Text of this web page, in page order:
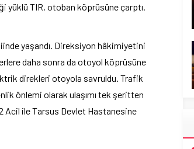
yüklü TIR, otoban köprüsüne çarptı.
yaşandı. Direksiyon hâkimiyetini
daha sonra da otoyol köprüsüne
direkleri otoyola savruldu. Trafik
önlemi olarak ulaşımı tek şeritten
Acil ile Tarsus Devlet Hastanesine